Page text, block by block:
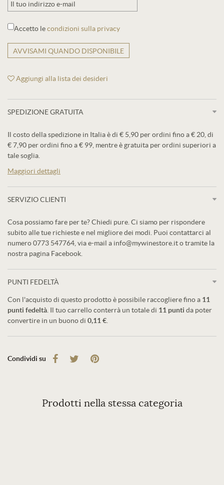
Accetto lecondizioni sulla privacy
AVVISAMI QUANDO DISPONIBILE
Aggiungi alla lista dei desideri
SPEDIZIONE GRATUITA
Il costo della spedizione in Italia è di € 5,90 per ordini fino a € 20, di
€ 7,90 per ordini fino a € 99, mentre è gratuita per ordini superiori a
tale soglia.
Maggiori dettagli
SERVIZIO CLIENTI
Cosa possiamo fare per te? Chiedi pure. Ci siamo per rispondere
subito alle tue richieste e nel migliore dei modi. Puoi contattarci al
numero 0773 547764, via e-mail a info@mywinestore.it o tramite la
nostra pagina Facebook.
PUNTI FEDELTÀ
Con l'acquisto di questo prodotto è possibile raccogliere fino a 11
punti fedeltà . Il tuo carrello conterrà un totale di 11 punti da poter
convertire in un buono di 0,11 €
Condividi su
Prodotti nella stessa categoria